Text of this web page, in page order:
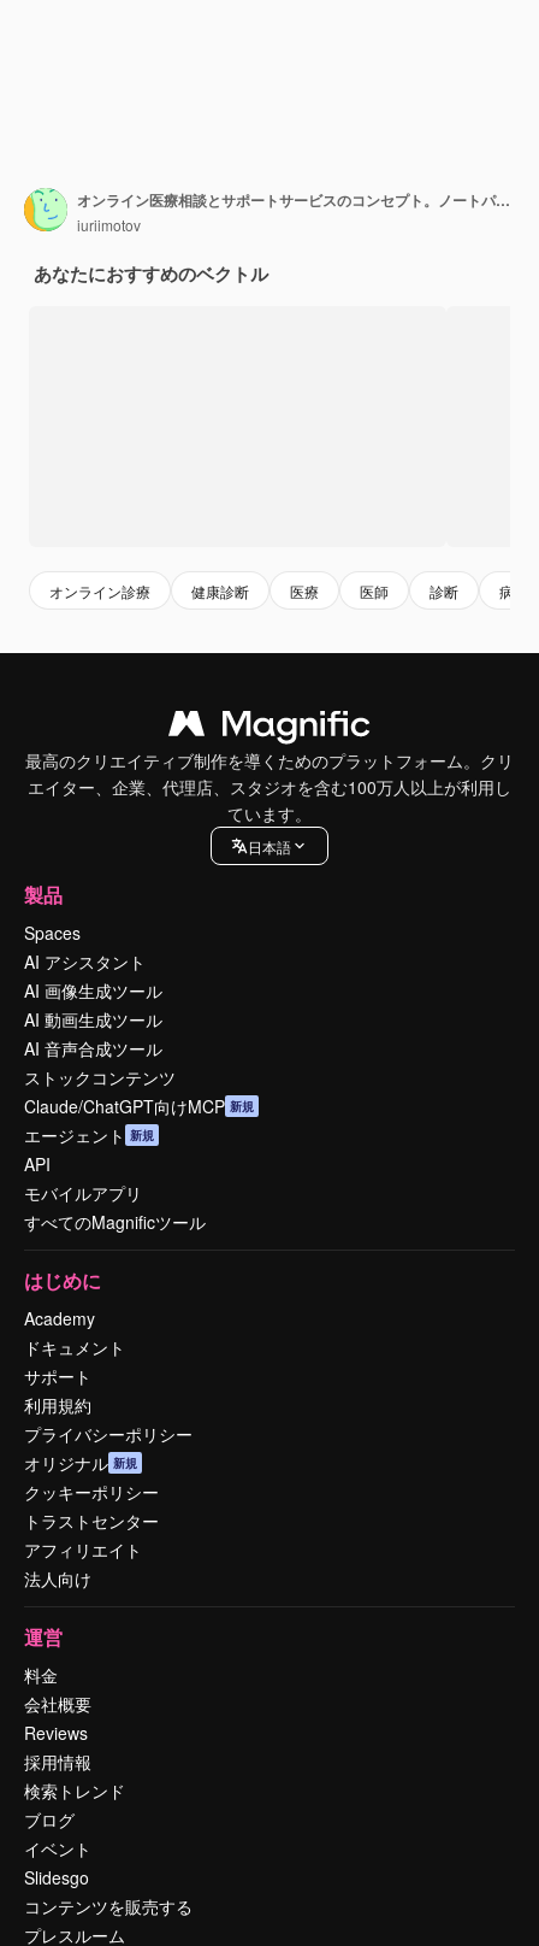
オンライン医療相談とサポートサービスのコンセプト。ノートパソコンの画面でビデオ通話を医者します。遠隔医療電子健康サービス。
iuriimotov
あなたにおすすめのベクトル
オンライン診療 健康診断 医療 医師 診断 病院
最高のクリエイティブ制作を導くためのプラットフォーム。クリ
エイター、企業、代理店、スタジオを含む100万人以上が利用し
ています。
日本語
製品
Spaces
AI アシスタント
AI 画像生成ツール
AI 動画生成ツール
AI 音声合成ツール
ストックコンテンツ
Claude/ChatGPT向けMCP 新規
エージェント 新規
API
モバイルアプリ
すべてのMagnificツール
はじめに
Academy
ドキュメント
サポート
利用規約
プライバシーポリシー
オリジナル 新規
クッキーポリシー
トラストセンター
アフィリエイト
法人向け
運営
料金
会社概要
Reviews
採用情報
検索トレンド
ブログ
イベント
Slidesgo
コンテンツを販売する
プレスルーム